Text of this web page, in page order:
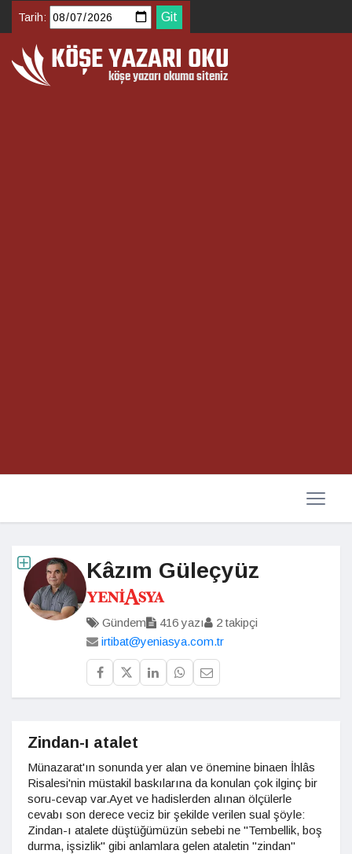
Tarih:
Kâzım Güleçyüz
Gündem 416 yazı
2 takipçi
irtibat@yeniasya.com.tr
Zindan-ı atalet
Münazarat'ın sonunda yer alan ve önemine binaen İhlâs
Risalesi'nin müstakil baskılarına da konulan çok ilginç bir
soru-cevap var.Ayet ve hadislerden alınan ölçülerle
cevabı son derece veciz bir şekilde verilen sual şöyle:
Zindan-ı atalete düştüğümüzün sebebi ne "Tembellik, boş
durma, işsizlik" gibi anlamlara gelen ataletin "zindan"